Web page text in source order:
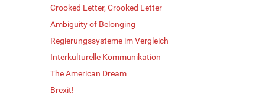
Crooked Letter, Crooked Letter
Ambiguity of Belonging
Regierungssysteme im Vergleich
Interkulturelle Kommunikation
The American Dream
Brexit!